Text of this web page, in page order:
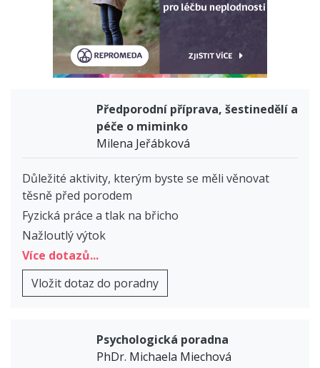
Předporodní příprava, šestinedělí a
péče o miminko
Milena Jeřábková
Důležité aktivity, kterým byste se měli věnovat
těsně před porodem
Fyzická práce a tlak na břicho
Nažloutlý výtok
Více dotazů...
Vložit dotaz do poradny
Psychologická poradna
PhDr. Michaela Miechová